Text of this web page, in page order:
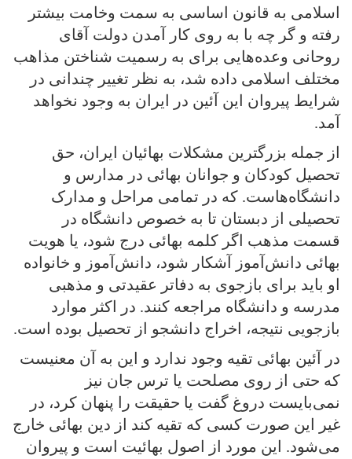
اسلامی به قانون اساسی به سمت وخامت بیشتر
رفته و گر چه با به روی کار آمدن دولت آقای
روحانی وعده‌هایی برای به رسمیت شناختن مذاهب
مختلف اسلامی داده شد، به نظر تغییر چندانی در
شرایط پیروان این آئین در ایران به وجود نخواهد
آمد.
از جمله بزرگترین مشکلات بهائیان ایران، حق
تحصیل کودکان و جوانان بهائی در مدارس و
دانشگاه‌هاست. که در تمامی‌ مراحل و مدارک
تحصیلی‌ از دبستان تا به خصوص دانشگاه در
قسمت مذهب اگر کلمه بهائی درج شود، یا هویت
بهائی دانش‌آموز آشکار شود، دانش‌آموز و خانواده
او باید برای بازجوی به دفاتر عقیدتی و مذهبی
مدرسه و دانشگاه مراجعه کنند. در اکثر موارد
بازجویی نتیجه، اخراج دانشجو از تحصیل بوده است.
در آئین بهائی تقیه وجود ندارد و این به آن معنیست
که حتی از روی مصلحت یا ترس جان نیز
نمی‌بایست دروغ گفت یا حقیقت را پنهان کرد، در
غیر این صورت کسی‌ که تقیه کند از دین بهائی خارج
می‌شود. این مورد از اصول بهائیت است و پیروان